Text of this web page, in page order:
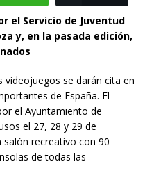
el Servicio de Juventud
y, en la pasada edición,
se darán cita en
de España. El
el Ayuntamiento de
el 27, 28 y 29 de
recreativo con 90
de todas las